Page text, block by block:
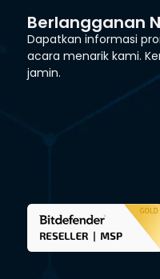
Berlangganan
Dapatkan informasi
acara menarik kami.
jamin.